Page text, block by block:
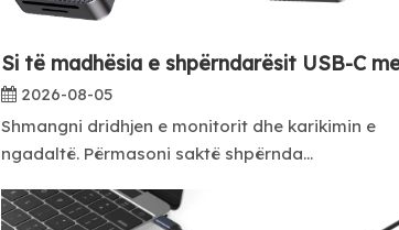
2026-08-05
Shmangni dridhjen e monitorit dhe karikimin e
ngadaltë. Përmasoni saktë shpërnda...